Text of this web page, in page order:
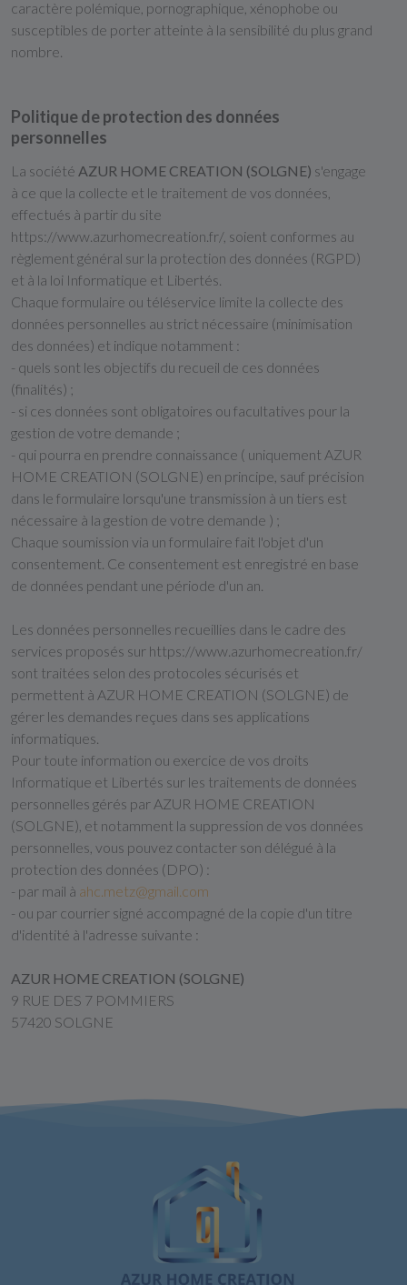
caractère polémique, pornographique, xénophobe ou
susceptibles de porter atteinte à la sensibilité du plus grand
nombre.
Politique de protection des données
personnelles
La société AZUR HOME CREATION (SOLGNE) s'engage
à ce que la collecte et le traitement de vos données,
effectués à partir du site
https://www.azurhomecreation.fr/, soient conformes au
règlement général sur la protection des données (RGPD)
et à la loi Informatique et Libertés.
Chaque formulaire ou téléservice limite la collecte des
données personnelles au strict nécessaire (minimisation
des données) et indique notamment :
- quels sont les objectifs du recueil de ces données
(finalités) ;
- si ces données sont obligatoires ou facultatives pour la
gestion de votre demande ;
- qui pourra en prendre connaissance ( uniquement AZUR
HOME CREATION (SOLGNE) en principe, sauf précision
dans le formulaire lorsqu'une transmission à un tiers est
nécessaire à la gestion de votre demande ) ;
Chaque soumission via un formulaire fait l'objet d'un
consentement. Ce consentement est enregistré en base
de données pendant une période d'un an.
Les données personnelles recueillies dans le cadre des
services proposés sur https://www.azurhomecreation.fr/
sont traitées selon des protocoles sécurisés et
permettent à AZUR HOME CREATION (SOLGNE) de
gérer les demandes reçues dans ses applications
informatiques.
Pour toute information ou exercice de vos droits
Informatique et Libertés sur les traitements de données
personnelles gérés par AZUR HOME CREATION
(SOLGNE), et notamment la suppression de vos données
personnelles, vous pouvez contacter son délégué à la
protection des données (DPO) :
- par mail à ahc.metz@gmail.com
- ou par courrier signé accompagné de la copie d'un titre
d'identité à l'adresse suivante :
AZUR HOME CREATION (SOLGNE)
9 RUE DES 7 POMMIERS
57420 SOLGNE